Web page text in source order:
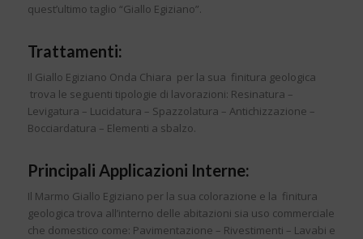
quest’ultimo taglio “Giallo Egiziano”.
Trattamenti:
Il Giallo Egiziano Onda Chiara per la sua finitura geologica
trova le seguenti tipologie di lavorazioni: Resinatura –
Levigatura – Lucidatura – Spazzolatura – Antichizzazione –
Bocciardatura – Elementi a sbalzo.
Principali Applicazioni Interne:
Il Marmo Giallo Egiziano per la sua colorazione e la finitura
geologica trova all’interno delle abitazioni sia uso commerciale
che domestico come: Pavimentazione – Rivestimenti – Lavabi e